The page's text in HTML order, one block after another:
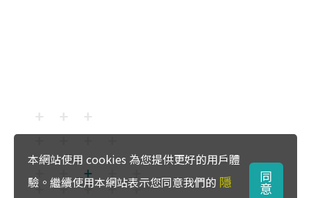
本網站使用 cookies 為您提供更好的用戶體
驗。繼續使用本網站表示您同意我們的 隱
同
意